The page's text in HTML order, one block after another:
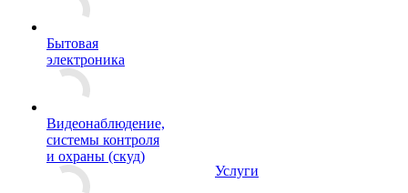
Бытовая
электроника
Видеонаблюдение,
системы контроля
и охраны (скуд)
Услуги